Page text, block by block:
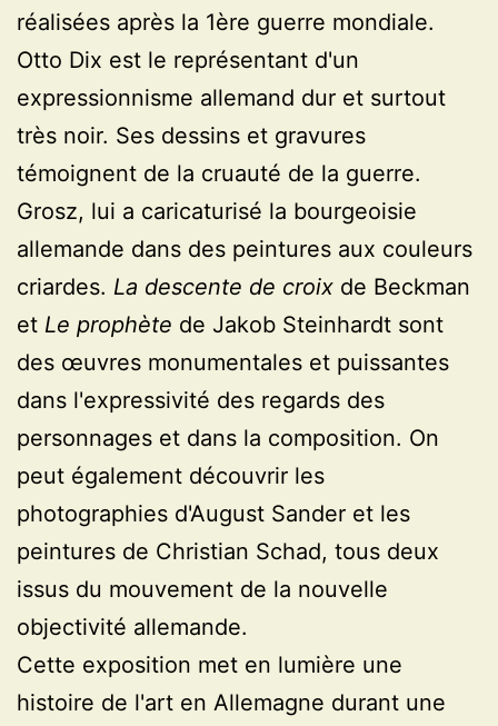
réalisées après la 1ère guerre mondiale.
Otto Dix est le représentant d'un
expressionnisme allemand dur et surtout
très noir. Ses dessins et gravures
témoignent de la cruauté de la guerre.
Grosz, lui a caricaturisé la bourgeoisie
allemande dans des peintures aux couleurs
criardes. La descente de croix de Beckman
et Le prophète de Jakob Steinhardt sont
des œuvres monumentales et puissantes
dans l'expressivité des regards des
personnages et dans la composition. On
peut également découvrir les
photographies d'August Sander et les
peintures de Christian Schad, tous deux
issus du mouvement de la nouvelle
objectivité allemande.
Cette exposition met en lumière une
histoire de l'art en Allemagne durant une